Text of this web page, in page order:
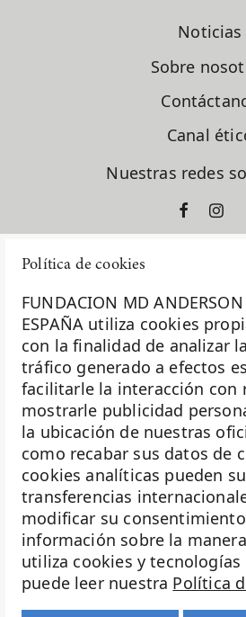
Política de cookies
FUNDACION MD
ESPAÑA utiliza cookies
con la finalidad de analizar
tráfico generado a efectos
facilitarle la interacción con
mostrarle publicidad
la ubicación de nuestras
como recabar sus datos de
cookies analíticas pueden
transferencias
modificar su
información sobre la
utiliza cookies y tecnologías
puede leer nuestra Política
Noticias
Sobre
Canal
Nuestras redes
La Fundación MD Anderson
miembro de laAsociación
Biobanco
Docencia
Eventos